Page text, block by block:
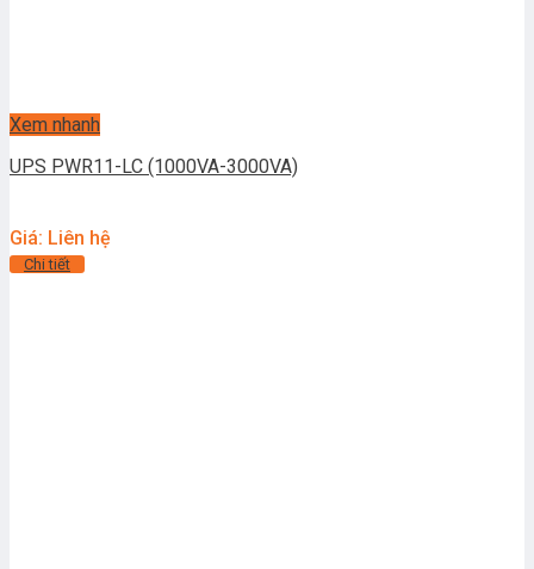
Xem nhanh
UPS PWR11-LC (1000VA-3000VA)
Giá: Liên hệ
Chi tiết